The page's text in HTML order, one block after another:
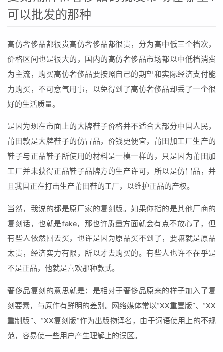
可以批发的那种
高仿奢侈品都很贵高仿奢侈品都很贵，分为高中低三个档次，
价格区间也是很大的，国内的高仿奢侈品市场都以中低档消费
为主流，购买高仿奢侈品要按照自己的期望和实际经济支付能
力购买，不可意气用事，以免得到了高仿奢侈品却丢了一个很
好的生活质量。
是因为现在市面上的大牌鞋子价格并不适合大部分中国人民，
莆田款是大牌鞋子的仿冒品，价钱更便宜，莆田加工厂生产的
鞋子与正品鞋子所使用的材料是一模一样的，只是因为莆田加
工厂并未获得正品鞋子品牌方的生产许可，所以是仿冒品，并
且我国正在打击生产莆田鞋的工厂，以维护正品的产权。
当然，我说的都是原厂家的复刻版。如果你指的是其他厂商的
复刻话，也就是fake，那也许质量方面就会有点不放心了，但
有些人依然回去买，也许是因为原品买不到了，要嘛就是原品
太贵，经济实力有限，所以才去购买的。有些人也许不在乎是
不是正品，他就是喜欢那种款式。
奢侈品复刻的意思就是：是相对于奢侈品原来的样子加入了复
刻要素，与原作有鲜明的差别。网络媒体常以“XX重置版”、“XX
重制版”、“XX复刻版”作为出版物译名，由于词语使用上的不规
范，容易使一些用户产生理解上的误区。